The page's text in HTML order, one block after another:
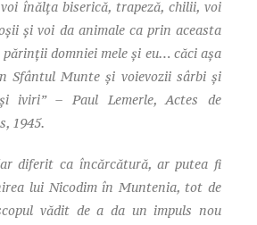
înălţa biserică, trapeză, chilii, voi
şi voi da animale ca prin aceasta
domniei mele şi eu… căci aşa
Sfântul Munte şi voievozii sârbi şi
iviri” – Paul Lemerle, Actes de
1945.
diferit ca încărcătură, ar putea fi
lui Nicodim în Muntenia, tot de
vădit de a da un impuls nou